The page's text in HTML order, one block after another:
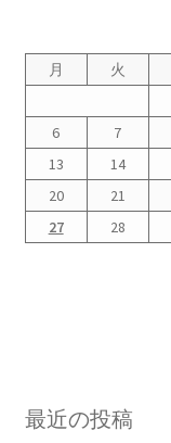
なぜ首都圏で
南海トラフ巨
2025.9.30 市民
2026.5.3 原発
月 火
6
7
13
14
20
21
27
28
最近の投稿